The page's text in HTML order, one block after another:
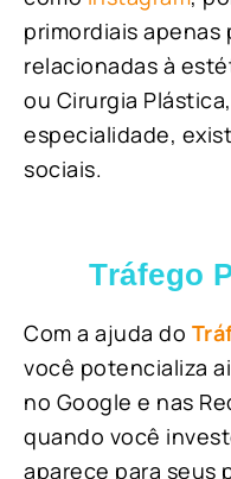
primordiais apenas
relacionadas à
ou Cirurgia
especialidade,
sociais.
Tráfego
Com a ajuda do
você potencializa
no Google e nas
quando você
aparece para seus